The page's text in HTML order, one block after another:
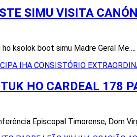
SIMU VISITA
ksolok boot simu Madre Geral Me.…
HO CARDEAL 178
Episcopal Timorense, Dom